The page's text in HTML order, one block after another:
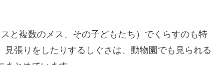
と複数のメス、その子どもたち）でくらすのも特
張りをしたりするしぐさは、動物園でも見られる